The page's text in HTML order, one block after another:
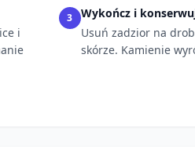
i
3
Wykończ i
Usuń zadzior na
skórze. Kamienie